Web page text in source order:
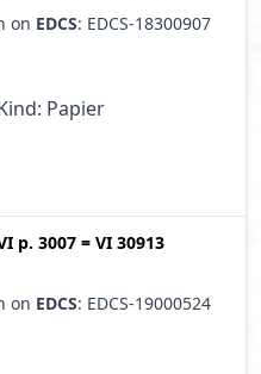
on EDCS: EDCS-18300907
Papier
p. 3007 = VI 30913
on EDCS: EDCS-19000524